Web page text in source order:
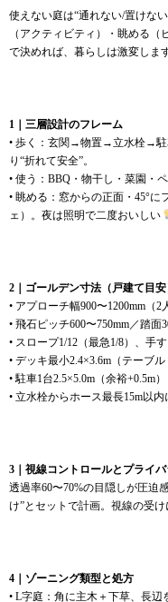
使えない庭は“通れない/置けな
（アクティビティ）・眺める
で決めれば、暮らしは激変しま
1｜三層設計のフレーム
• 歩く：玄関→物置→立水栓→駐
り“折れて安全”。
• 使う：BBQ・物干し・菜園・
• 眺める：窓からの正面・45°
ェ）。夜は照明で二度おいしい
2｜ゴールデン寸法（戸建て目安
• アプローチ幅900〜1200mm（2
• 飛石ピッチ600〜750mm／踏面
• スロープ1/12（最急1/8）、手
• デッキ最小2.4×3.6m（テーブル
• 駐車1台2.5×5.0m（余裕+0.5m）
• 立水栓からホース最長15m以
3｜視線コントロールとプライ
透過率60〜70%の目隠しが圧迫
け”とセットで計画。視線の受
4｜ゾーニング類型と処方
• L字庭：角に主木＋下草、長辺